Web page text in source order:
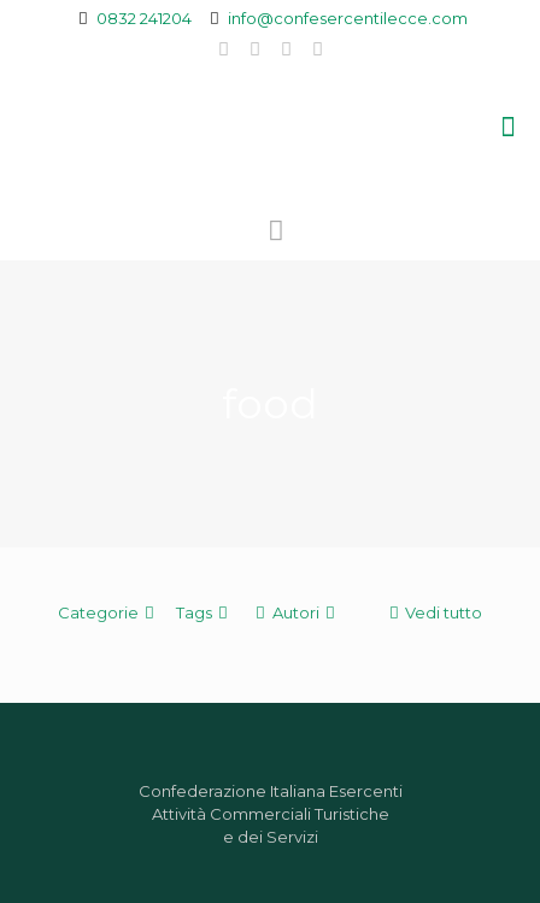
0832 241204 info@confesercentilecce.com
Categorie Tags Autori Vedi tutto
Confederazione Italiana Esercenti
Attività Commerciali Turistiche
e dei Servizi